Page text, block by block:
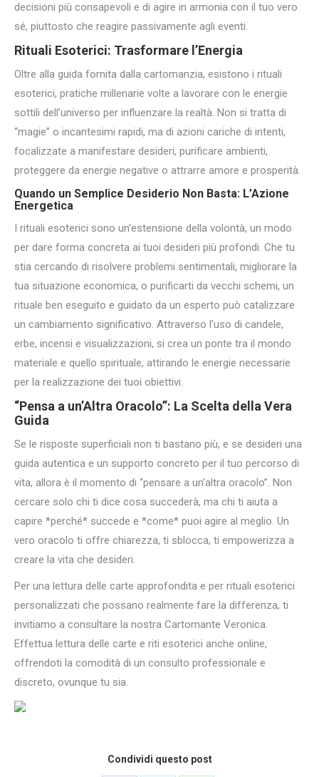
decisioni più consapevoli e di agire in armonia con il tuo vero
sé, piuttosto che reagire passivamente agli eventi.
Rituali Esoterici: Trasformare l’Energia
Oltre alla guida fornita dalla cartomanzia, esistono i rituali
esoterici, pratiche millenarie volte a lavorare con le energie
sottili dell’universo per influenzare la realtà. Non si tratta di
“magie” o incantesimi rapidi, ma di azioni cariche di intenti,
focalizzate a manifestare desideri, purificare ambienti,
proteggere da energie negative o attrarre amore e prosperità.
Quando un Semplice Desiderio Non Basta: L’Azione
Energetica
I rituali esoterici sono un’estensione della volontà, un modo
per dare forma concreta ai tuoi desideri più profondi. Che tu
stia cercando di risolvere problemi sentimentali, migliorare la
tua situazione economica, o purificarti da vecchi schemi, un
rituale ben eseguito e guidato da un esperto può catalizzare
un cambiamento significativo. Attraverso l’uso di candele,
erbe, incensi e visualizzazioni, si crea un ponte tra il mondo
materiale e quello spirituale, attirando le energie necessarie
per la realizzazione dei tuoi obiettivi.
“Pensa a un’Altra Oracolo”: La Scelta della Vera
Guida
Se le risposte superficiali non ti bastano più, e se desideri una
guida autentica e un supporto concreto per il tuo percorso di
vita, allora è il momento di “pensare a un’altra oracolo”. Non
cercare solo chi ti dice cosa succederà, ma chi ti aiuta a
capire *perché* succede e *come* puoi agire al meglio. Un
vero oracolo ti offre chiarezza, ti sblocca, ti empowerizza a
creare la vita che desideri.
Per una lettura delle carte approfondita e per rituali esoterici
personalizzati che possano realmente fare la differenza, ti
invitiamo a consultare la nostra Cartomante Veronica.
Effettua lettura delle carte e riti esoterici anche online,
offrendoti la comodità di un consulto professionale e
discreto, ovunque tu sia.
Condividi questo post